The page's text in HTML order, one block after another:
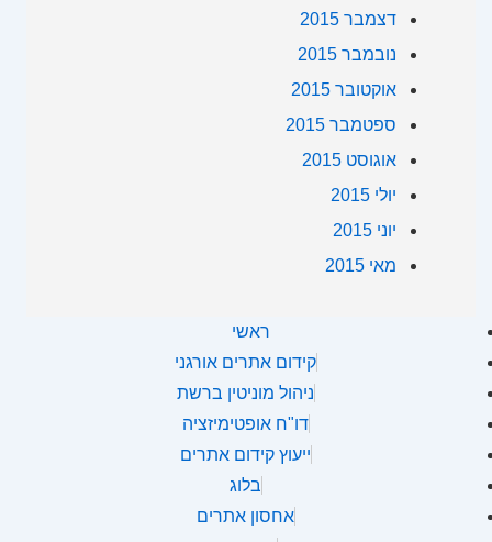
דצמבר 2015
נובמבר 2015
אוקטובר 2015
ספטמבר 2015
אוגוסט 2015
יולי 2015
יוני 2015
מאי 2015
ראשי
קידום אתרים אורגני
ניהול מוניטין ברשת
דו"ח אופטימיזציה
ייעוץ קידום אתרים
בלוג
אחסון אתרים